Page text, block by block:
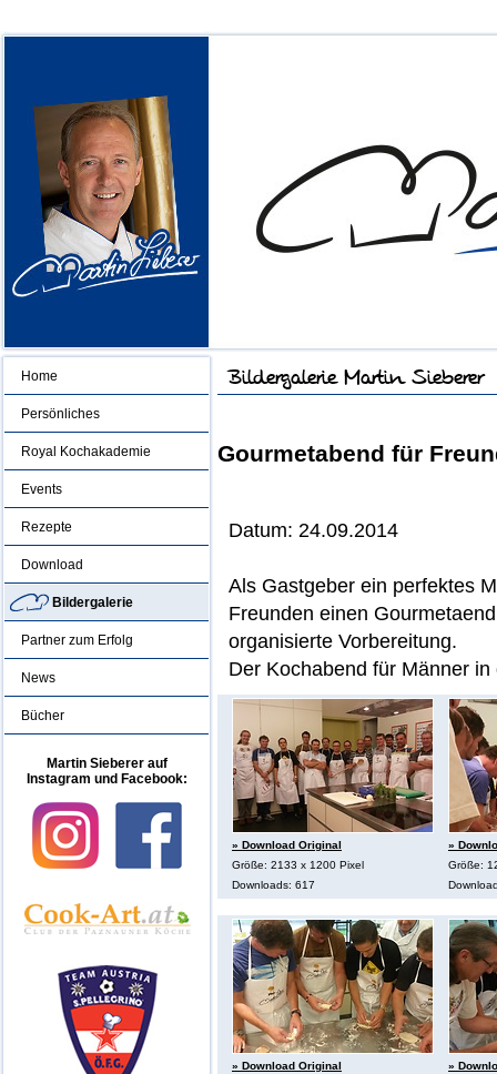
Home
Persönliches
Royal Kochakademie
Events
Rezepte
Download
Bildergalerie
Partner zum Erfolg
News
Bücher
Martin Sieberer auf
Instagram und Facebook:
Gourmetabend für
Datum: 24.09.2014
Als Gastgeber ein perfektes
Freunden einen
organisierte Vorbereitung.
Der Kochabend für Männer
» Download Original
Größe: 2133 x 1200 Pixel
Downloads: 617
»
Größe:
» Download Original
»